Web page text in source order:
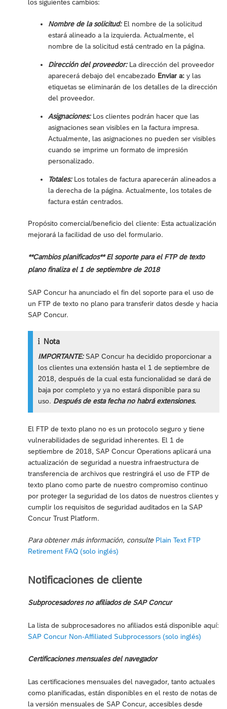
los siguientes cambios:
Nombre de la solicitud:El nombre de la solicitud
estará alineado a la izquierda. Actualmente, el
nombre de la solicitud está centrado en la página.
Dirección del proveedor:La dirección del proveedor
aparecerá debajo del encabezado Enviar a: y las
etiquetas se eliminarán de los detalles de la dirección
del proveedor.
Asignaciones:Los clientes podrán hacer que las
asignaciones sean visibles en la factura impresa.
Actualmente, las asignaciones no pueden ser visibles
cuando se imprime un formato de impresión
personalizado.
Totales:Los totales de factura aparecerán alineados a
la derecha de la página. Actualmente, los totales de
factura están centrados.
Propósito comercial/beneficio del cliente: Esta actualización
mejorará la facilidad de uso del formulario.
**Cambios planificados** El soporte para el FTP de texto
plano finaliza el 1 de septiembre de 2018
SAP Concur ha anunciado el fin del soporte para el uso de
un FTP de texto no plano para transferir datos desde y hacia
SAP Concur.
Nota
IMPORTANTE:SAP Concur ha decidido proporcionar a
los clientes una extensión hasta el 1 de septiembre de
2018, después de la cual esta funcionalidad se dará de
baja por completo y ya no estará disponible para su
uso. Después de esta fecha no habrá extensiones.
El FTP de texto plano no es un protocolo seguro y tiene
vulnerabilidades de seguridad inherentes. El 1 de
septiembre de 2018, SAP Concur Operations aplicará una
actualización de seguridad a nuestra infraestructura de
transferencia de archivos que restringirá el uso de FTP de
texto plano como parte de nuestro compromiso continuo
por proteger la seguridad de los datos de nuestros clientes y
cumplir los requisitos de seguridad auditados en la SAP
Concur Trust Platform.
Para obtener más información, consulte Plain Text FTP
Retirement FAQ (solo inglés)
Notificaciones de cliente
Subprocesadores no afiliados de SAP Concur
La lista de subprocesadores no afiliados está disponible aquí:
SAP Concur Non-Affiliated Subprocessors (solo inglés)
Certificaciones mensuales del navegador
Las certificaciones mensuales del navegador, tanto actuales
como planificadas, están disponibles en el resto de notas de
la versión mensuales de SAP Concur, accesibles desde